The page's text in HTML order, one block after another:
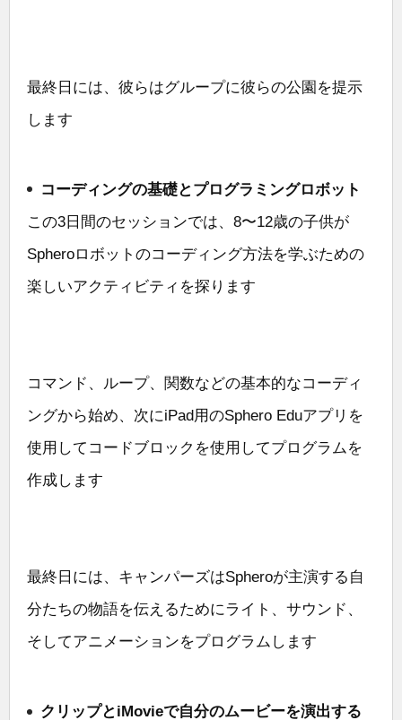
最終日には、彼らはグループに彼らの公園を提示
します
コーディングの基礎とプログラミングロボット
この3日間のセッションでは、8〜12歳の子供が
Spheroロボットのコーディング方法を学ぶための
楽しいアクティビティを探ります
コマンド、ループ、関数などの基本的なコーディ
ングから始め、次にiPad用のSphero Eduアプリを
使用してコードブロックを使用してプログラムを
作成します
最終日には、キャンパーズはSpheroが主演する自
分たちの物語を伝えるためにライト、サウンド、
そしてアニメーションをプログラムします
クリップとiMovieで自分のムービーを演出する